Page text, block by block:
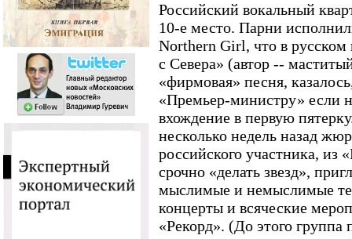
Российский вокальный
10-е место. Парни
Northern Girl, что в русском
с Севера» (автор --
«фирмовая» песня,
«Премьер-министру» если
вхождение в первую
несколько недель назад
российского участника, из
срочно «делать звезд»,
мыслимые и немыслимые
концерты и всяческие
«Рекорд». (До этого группа